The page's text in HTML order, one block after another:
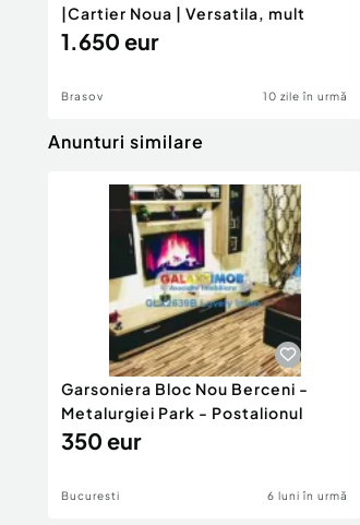
|Cartier Noua | Versatila, mult
1.650 eur
Brasov 10 zile în urmă
Anunturi similare
Garsoniera Bloc Nou Berceni -
Metalurgiei Park - Postalionul
350 eur
Bucuresti 6 luni în urmă